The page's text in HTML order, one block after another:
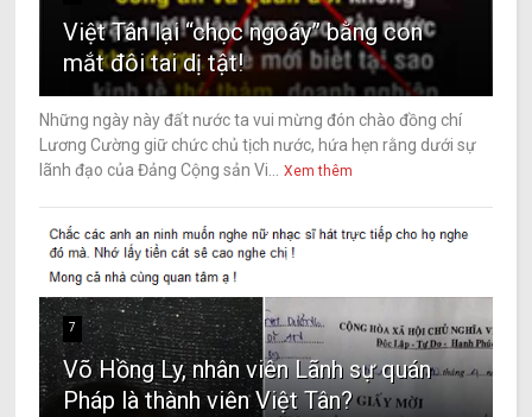
Việt Tân lại “chọc ngoáy” bằng con
mắt đôi tai dị tật!
Những ngày này đất nước ta vui mừng đón chào đồng chí
Lương Cường giữ chức chủ tịch nước, hứa hẹn rằng dưới sự
lãnh đạo của Đảng Cộng sản Vi...
Xem thêm
7
Võ Hồng Ly, nhân viên Lãnh sự quán
Pháp là thành viên Việt Tân?